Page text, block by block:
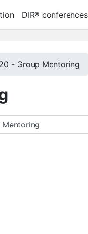
DIR® conferences
- Group Mentoring